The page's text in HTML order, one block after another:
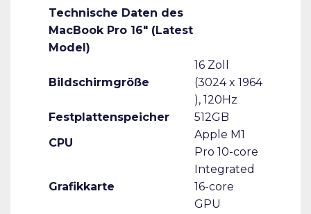
Technische Daten des
MacBook Pro 16″ (Latest
Model)
Bildschirmgröße
16 Zoll
(3024 x 1964
), 120Hz
Festplattenspeicher
512GB
CPU
Apple M1
Pro 10-core
Grafikkarte
Integrated
16-core
GPU